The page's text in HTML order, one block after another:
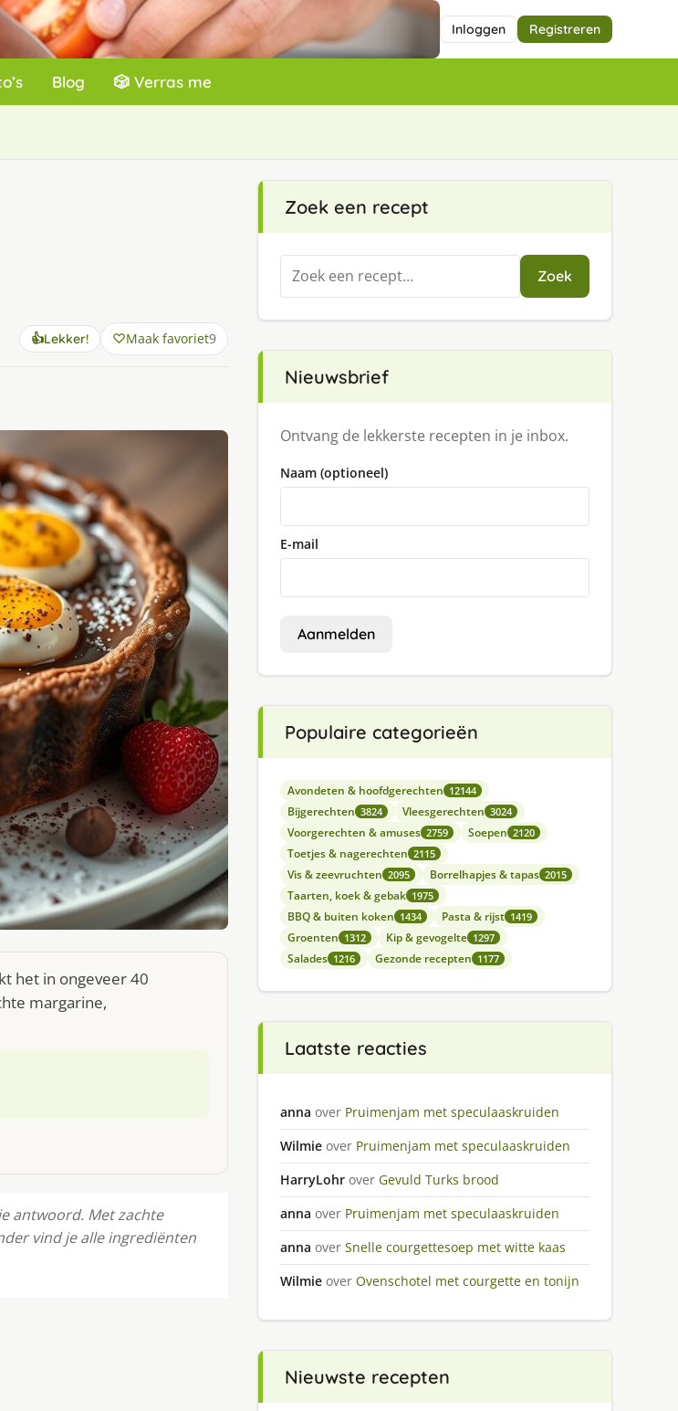
Inloggen Registreren
Blog 🎲 Verras me
👍Lekker! Maak favoriet9
het in ongeveer 40
margarine,
antwoord. Met zachte
vind je alle ingrediënten
Zoek een recept
Zoeken
naar:
Zoek
Nieuwsbrief
Ontvang de lekkerste recepten in je inbox.
Naam (optioneel)
E-mail
Aanmelden
Populaire categorieën
Avondeten & hoofdgerechten 12144
Bijgerechten 3824 Vleesgerechten 3024
Voorgerechten & amuses 2759 Soepen 2120
Toetjes & nagerechten 2115
Vis & zeevruchten 2095 Borrelhapjes & tapas 2015
Taarten, koek & gebak 1975
BBQ & buiten koken 1434 Pasta & rijst 1419
Groenten 1312 Kip & gevogelte 1297
Salades 1216 Gezonde recepten 1177
Laatste reacties
anna over Pruimenjam met speculaaskruiden
Wilmie over Pruimenjam met speculaaskruiden
HarryLohr over Gevuld Turks brood
anna over Pruimenjam met speculaaskruiden
anna over Snelle courgettesoep met witte kaas
Wilmie over Ovenschotel met courgette en tonijn
Nieuwste recepten